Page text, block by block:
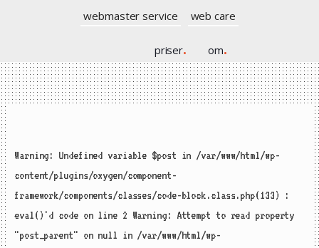
webmaster service web care
priser. om.
Warning: Undefined variable $post in /var/www/html/wp-
content/plugins/oxygen/component-
framework/components/classes/code-block.class.php(133) :
eval()'d code on line 2 Warning: Attempt to read property
"post_parent" on null in /var/www/html/wp-